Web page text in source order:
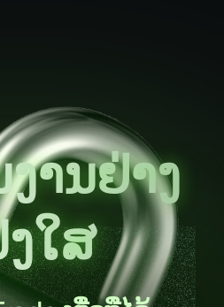
ງານຢ່າງ
ໃສ
ເຊື່ອຖືໄດ້